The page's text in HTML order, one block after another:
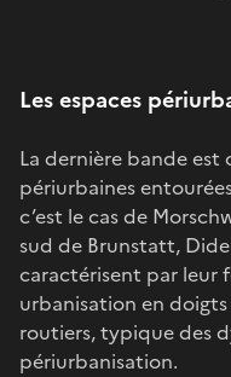
Les espaces
La dernière bande
périurbaines
c’est le cas de
sud de Brunstatt,
caractérisent par leur
urbanisation en
routiers, typique des
périurbanisation.